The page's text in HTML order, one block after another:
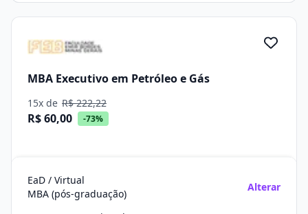
MBA Executivo em Petróleo e Gás
15x de R$ 222,22
R$ 60,00 -73%
EaD / Virtual
MBA (pós-graduação)
Alterar